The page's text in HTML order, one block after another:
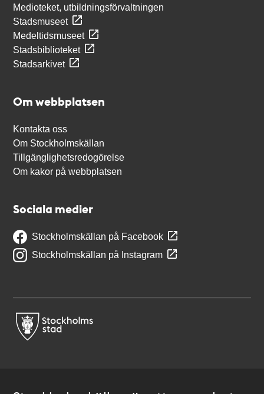
Medioteket, utbildningsförvaltningen
Stadsmuseet
Medeltidsmuseet
Stadsbiblioteket
Stadsarkivet
Om webbplatsen
Kontakta oss
Om Stockholmskällan
Tillgänglighetsredogörelse
Om kakor på webbplatsen
Sociala medier
Stockholmskällan på Facebook
Stockholmskällan på Instagram